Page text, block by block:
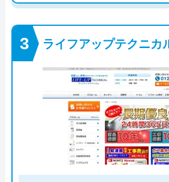
ライフアップテクニカ